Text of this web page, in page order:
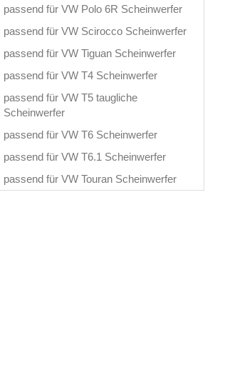
passend für VW Polo 6R Scheinwerfer
passend für VW Scirocco Scheinwerfer
passend für VW Tiguan Scheinwerfer
passend für VW T4 Scheinwerfer
passend für VW T5 taugliche
Scheinwerfer
passend für VW T6 Scheinwerfer
passend für VW T6.1 Scheinwerfer
passend für VW Touran Scheinwerfer